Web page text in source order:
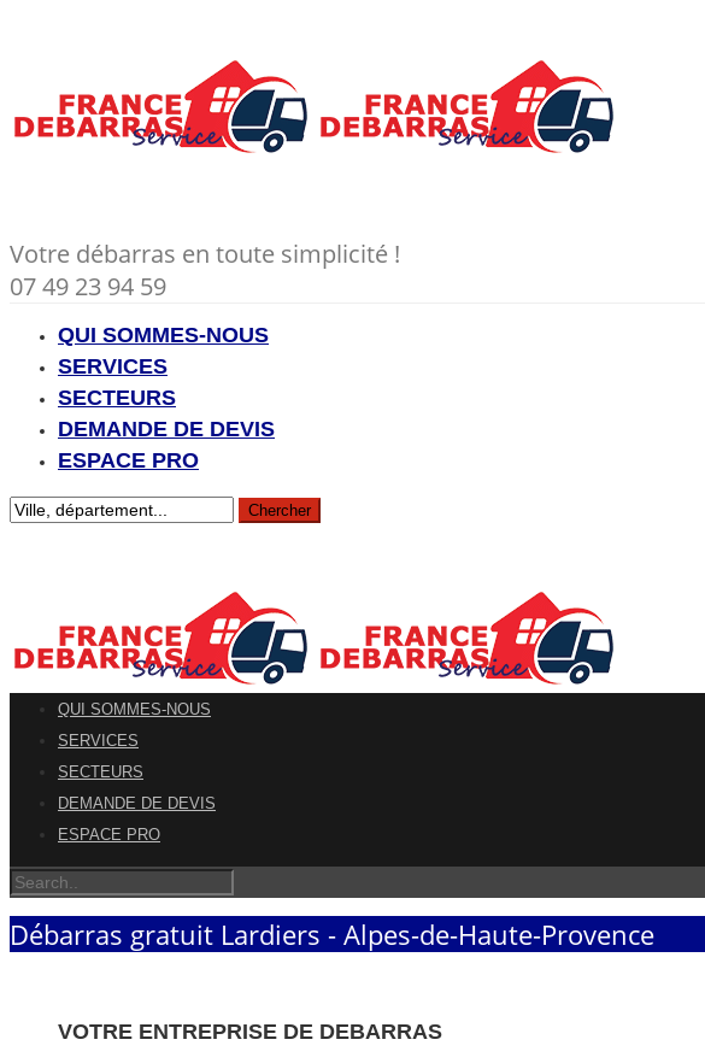
Votre débarras en toute simplicité !
07 49 23 94 59
QUI SOMMES-NOUS
SERVICES
SECTEURS
DEMANDE DE DEVIS
ESPACE PRO
QUI SOMMES-NOUS
SERVICES
SECTEURS
DEMANDE DE DEVIS
ESPACE PRO
Débarras gratuit Lardiers - Alpes-de-Haute-Provence
VOTRE ENTREPRISE DE DEBARRAS